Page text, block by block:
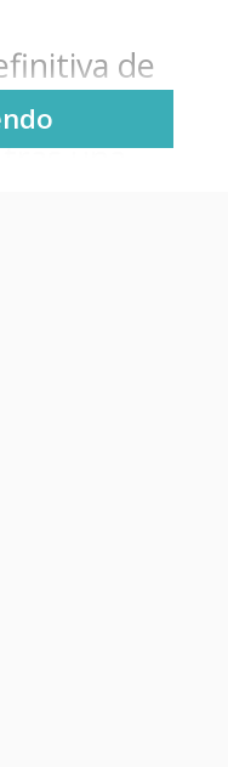
de
nuestro
tras una
cáncer,